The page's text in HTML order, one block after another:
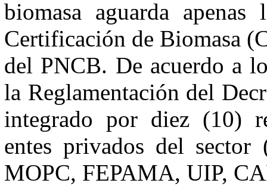
biomasa aguarda
Certificación de Biomasa
del PNCB. De acuerdo a
la Reglamentación del
integrado por diez (10)
entes privados del
MOPC, FEPAMA, UIP,